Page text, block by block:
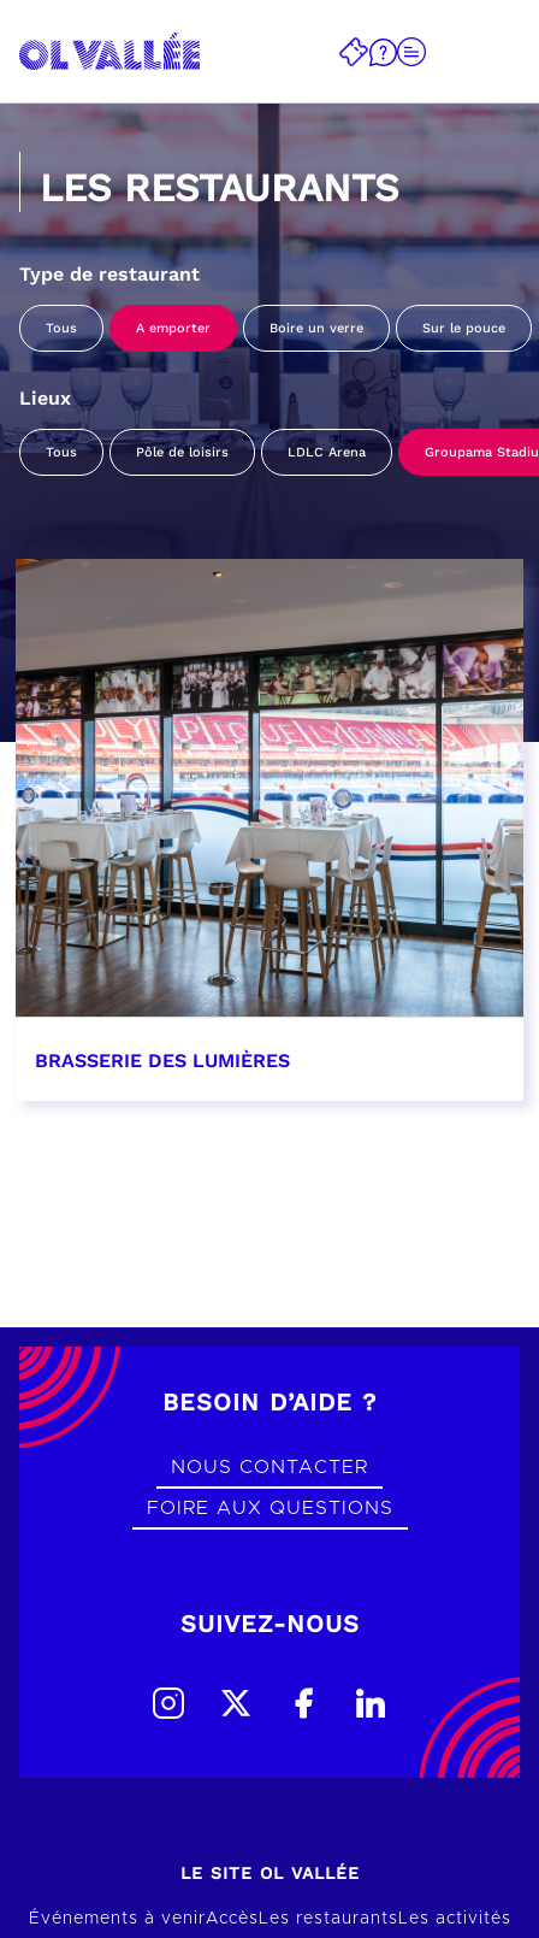
LES RESTAURANTS
Type de restaurant
Tous A emporter Boire un verre Sur le pouce
Lieux
Tous Pôle de loisirs LDLC Arena Groupama
BRASSERIE DES LUMIÈRES
BESOIN D’AIDE ?
NOUS CONTACTER
FOIRE AUX QUESTIONS
SUIVEZ-NOUS
LE SITE OL VALLÉE
Événements à venirAccèsLes restaurantsLes activités